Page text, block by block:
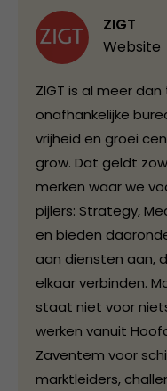
ZIGT
Website
ZIGT is al meer
onafhankelijke
vrijheid en groei
grow. Dat geldt
merken waar we
pijlers: Strategy,
en bieden
aan diensten aan,
elkaar verbinden.
staat niet voor
werken vanuit
Zaventem voor
marktleiders,